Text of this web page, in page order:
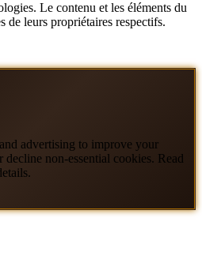
Le contenu et les éléments du
de leurs propriétaires respectifs.
advertising to improve your
decline non-essential cookies. Read